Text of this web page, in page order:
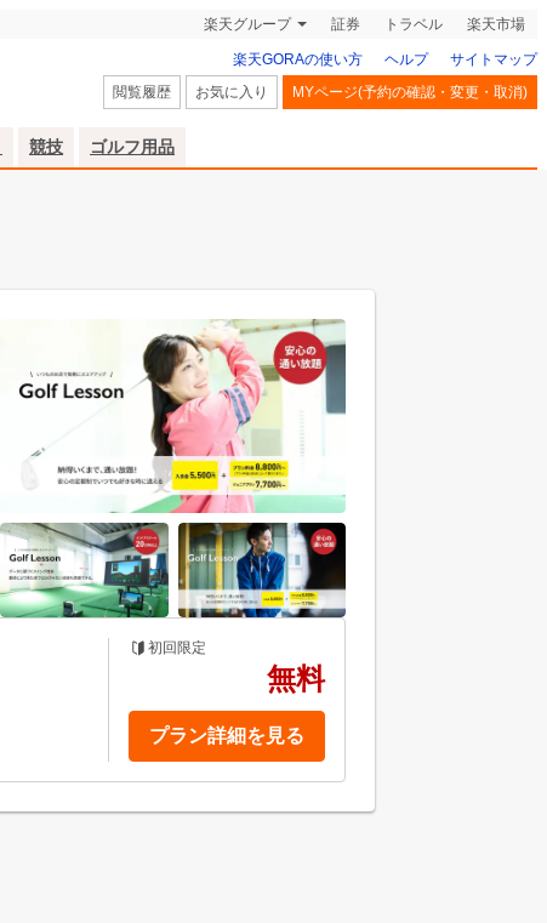
楽天グループ 証券 トラベル 楽天市場
楽天GORAの使い方 ヘルプ
サイトマップ
閲覧履歴
お気に入り MYページ(予約の確認・変更・取消)
競技 ゴルフ用品
初回限定
無料
プラン詳細を見る